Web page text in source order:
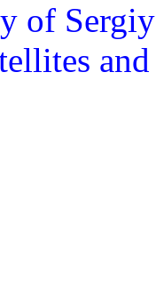
of